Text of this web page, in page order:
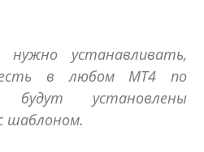
устанавливать,
в любом МТ4 по
установлены
шаблоном.